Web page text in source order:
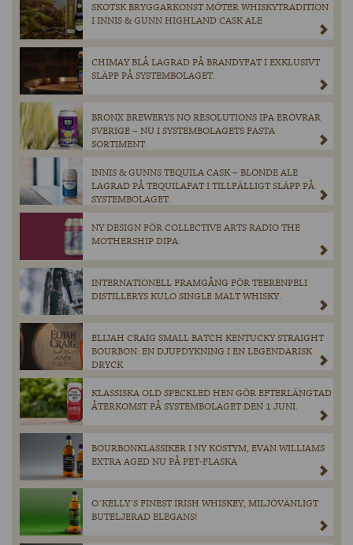
SKOTSK BRYGGARKONST MÖTER WHISKYTRADITION
I INNIS & GUNN HIGHLAND CASK ALE
CHIMAY BLÅ LAGRAD PÅ BRANDYFAT I EXKLUSIVT
SLÄPP PÅ SYSTEMBOLAGET.
BRONX BREWERYS NO RESOLUTIONS IPA ERÖVRAR
SVERIGE – NU I SYSTEMBOLAGETS FASTA
SORTIMENT.
INNIS & GUNNS TEQUILA CASK – BLONDE ALE
LAGRAD PÅ TEQUILAFAT I TILLFÄLLIGT SLÄPP PÅ
SYSTEMBOLAGET.
NY DESIGN FÖR COLLECTIVE ARTS RADIO THE
MOTHERSHIP DIPA.
INTERNATIONELL FRAMGÅNG FÖR TEERENPELI
DISTILLERYS KULO SINGLE MALT WHISKY.
ELIJAH CRAIG SMALL BATCH KENTUCKY STRAIGHT
BOURBON: EN DJUPDYKNING I EN LEGENDARISK
DRYCK
KLASSISKA OLD SPECKLED HEN GÖR EFTERLÄNGTAD
ÅTERKOMST PÅ SYSTEMBOLAGET DEN 1 JUNI.
BOURBONKLASSIKER I NY KOSTYM, EVAN WILLIAMS
EXTRA AGED NU PÅ PET-FLASKA
O´KELLY´S FINEST IRISH WHISKEY, MILJÖVÄNLIGT
BUTELJERAD ELEGANS!